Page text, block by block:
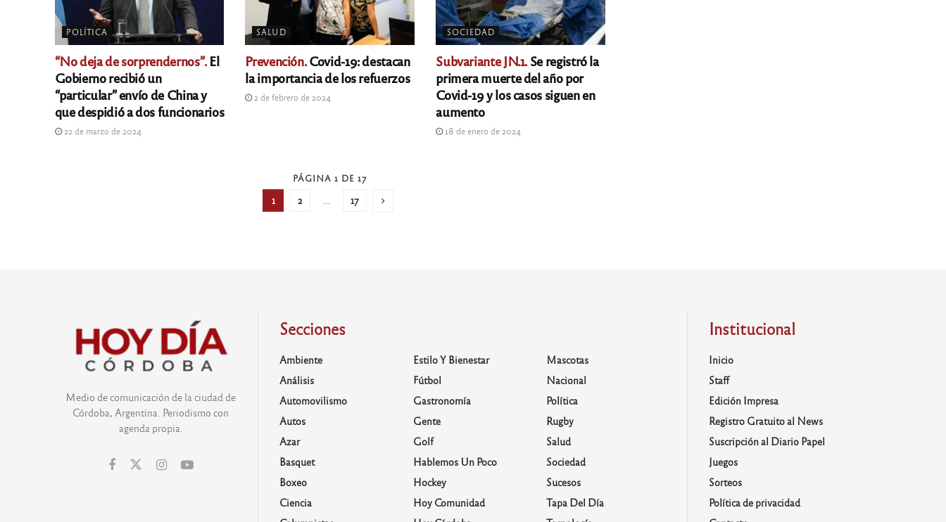
POLÍTICA
“No deja de sorprendernos”.El
Gobierno recibió un
“particular” envío de China y
que despidió a dos funcionarios
22 de marzo de 2024
SALUD
Prevención.Covid-19: destacan
la importancia de los refuerzos
2 de febrero de 2024
SOCIEDAD
Subvariante JN.1. Se registró la
primera muerte del año por
Covid-19 y los casos siguen en
aumento
18 de enero de 2024
PÁGINA 1 DE 17
1 2 17
Medio de comunicación de la ciudad de
Córdoba, Argentina. Periodismo con
agenda propia.
Secciones
Ambiente
Análisis
Automovilismo
Autos
Azar
Basquet
Boxeo
Ciencia
Estilo Y Bienestar
Fútbol
Gastronomía
Gente
Golf
Hablemos Un Poco
Hockey
Hoy Comunidad
Mascotas
Nacional
Política
Rugby
Salud
Sociedad
Sucesos
Tapa Del Día
Institucional
Inicio
Staff
Edición Impresa
Registro Gratuito al News
Suscripción al Diario Papel
Juegos
Sorteos
Política de privacidad